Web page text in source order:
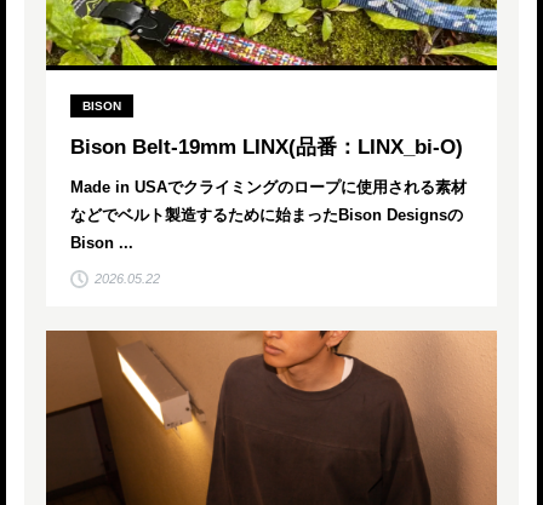
BISON
Bison Belt-19mm LINX(品番：LINX_bi-O)
Made in USAでクライミングのロープに使用される素材
などでベルト製造するために始まったBison Designsの
Bison ...
2026.05.22